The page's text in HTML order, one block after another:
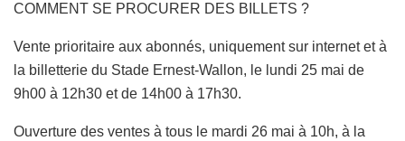
COMMENT SE PROCURER DES BILLETS ?
Vente prioritaire aux abonnés, uniquement sur internet et à
la billetterie du Stade Ernest-Wallon, le lundi 25 mai de
9h00 à 12h30 et de 14h00 à 17h30.
Ouverture des ventes à tous le mardi 26 mai à 10h, à la